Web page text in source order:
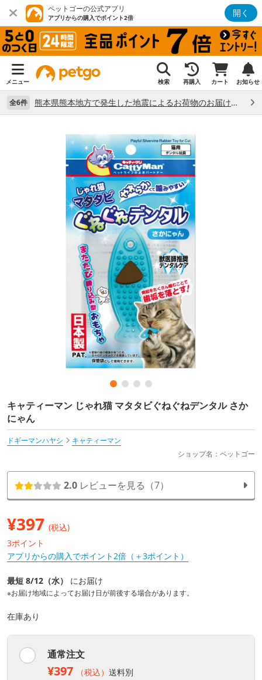
ペットゴーの公式アプリ
アプリからの購入でポイント2倍 開く
メニュー 検索 再購入 カート お知らせ
全6件 熊本県熊本地方で発生した地震によるお荷物のお届け状況について （7/28）
キャティーマン じゃれ猫 マタタビぐねぐねデンタル さか
にゃん
ドギーマンハヤシ
キャティーマン
ショップ名：ペットゴー
2.0 レビューを見る（7）
¥397 (税込)
3ポイント
アプリからの購入でポイント2倍（＋3ポイント）
最短 8/12（水） にお届け
※お届け地域によってお届け日が前後する場合があります。
在庫あり
通常注文
¥397 （税込） 送料別